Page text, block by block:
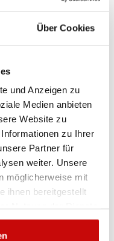
Über Cookies
und Anzeigen zu
Medien anbieten
Website zu
zu Ihrer
Partner für
weiter. Unsere
möglicherweise mit
ihnen bereitgestellt
Sie uns an,
Rückgabebestimmungen